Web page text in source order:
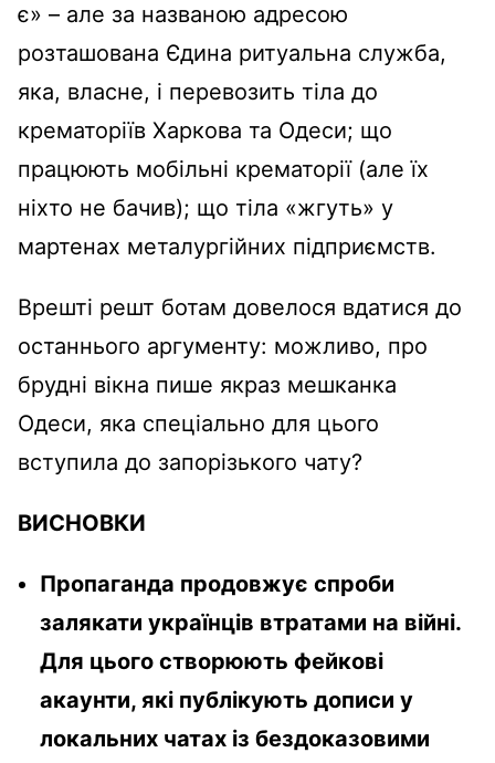
є» – але за названою адресою
розташована Єдина ритуальна служба,
яка, власне, і перевозить тіла до
крематоріїв Харкова та Одеси; що
працюють мобільні крематорії (але їх
ніхто не бачив); що тіла «жгуть» у
мартенах металургійних підприємств.
Врешті решт ботам довелося вдатися до
останнього аргументу: можливо, про
брудні вікна пише якраз мешканка
Одеси, яка спеціально для цього
вступила до запорізького чату?
ВИСНОВКИ
Пропаганда продовжує спроби
залякати українців втратами на війні.
Для цього створюють фейкові
акаунти, які публікують дописи у
локальних чатах із бездоказовими